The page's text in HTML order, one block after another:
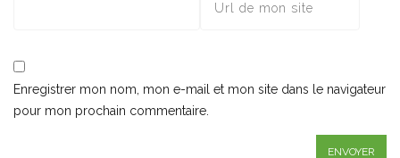
Enregistrer mon nom, mon e-mail et mon site dans le navigateur
pour mon prochain commentaire.